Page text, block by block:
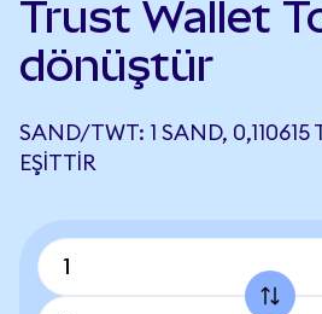
Trust Wallet
dönüştür
SAND/TWT: 1 SAND, 0,110615
EŞITTIR